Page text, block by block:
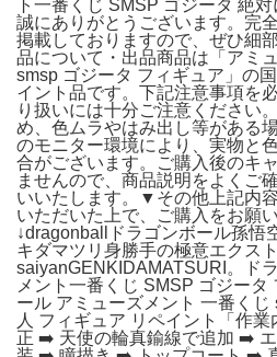
ト一番くじ SMSP ゴジータ 絶
誠にありがとうございます。完
掲載しておりますので、ぜひ細
品について・出品商品は「アミ
smsp ゴジータ フィギュア」の
イント品です。下記注意事項を
り扱いには十分ご注意ください
め、色ムラやはみ出し等がある
のモニター環境により、実物と
合がございます。ご購入後のキ
ませんので、商品説明をよくご
いいたします。▼その他上記内
いただいた上で、ご購入をお願
↓dragonballドラゴンボール孫悟
キダマツリ身勝手の極意エクス
saiyanGENKIDAMATSURI。ド
メント一番くじ SMSP ゴジータ
ール アミューズメント 一番く
人 フィギュア リペイント「作
正 ➡️ 天使の輪真鍮線で追加 ➡️